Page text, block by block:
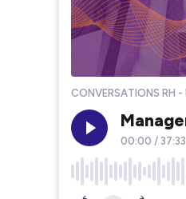
00:00 / 37:33